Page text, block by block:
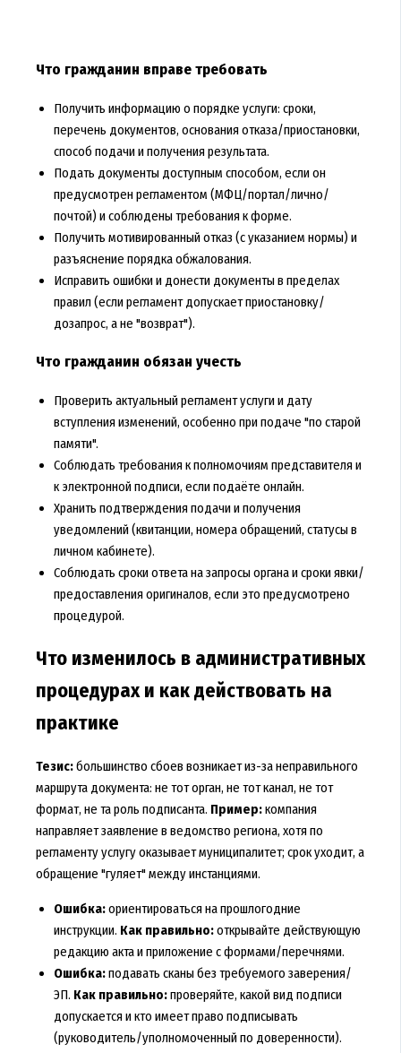
Что гражданин вправе требовать
Получить информацию о порядке услуги: сроки,
перечень документов, основания отказа/приостановки,
способ подачи и получения результата.
Подать документы доступным способом, если он
предусмотрен регламентом (МФЦ/портал/лично/
почтой) и соблюдены требования к форме.
Получить мотивированный отказ (с указанием нормы) и
разъяснение порядка обжалования.
Исправить ошибки и донести документы в пределах
правил (если регламент допускает приостановку/
дозапрос, а не "возврат").
Что гражданин обязан учесть
Проверить актуальный регламент услуги и дату
вступления изменений, особенно при подаче "по старой
памяти".
Соблюдать требования к полномочиям представителя и
к электронной подписи, если подаёте онлайн.
Хранить подтверждения подачи и получения
уведомлений (квитанции, номера обращений, статусы в
личном кабинете).
Соблюдать сроки ответа на запросы органа и сроки явки/
предоставления оригиналов, если это предусмотрено
процедурой.
Что изменилось в административных
процедурах и как действовать на
практике
Тезис:большинство сбоев возникает из-за неправильного
маршрута документа: не тот орган, не тот канал, не тот
формат, не та роль подписанта. Пример:компания
направляет заявление в ведомство региона, хотя по
регламенту услугу оказывает муниципалитет; срок уходит, а
обращение "гуляет" между инстанциями.
Ошибка:ориентироваться на прошлогодние
инструкции. Как правильно:открывайте действующую
редакцию акта и приложение с формами/перечнями.
Ошибка:подавать сканы без требуемого заверения/
ЭП. Как правильно:проверяйте, какой вид подписи
допускается и кто имеет право подписывать
(руководитель/уполномоченный по доверенности).